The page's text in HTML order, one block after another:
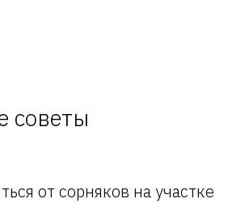
советы
от сорняков на участке